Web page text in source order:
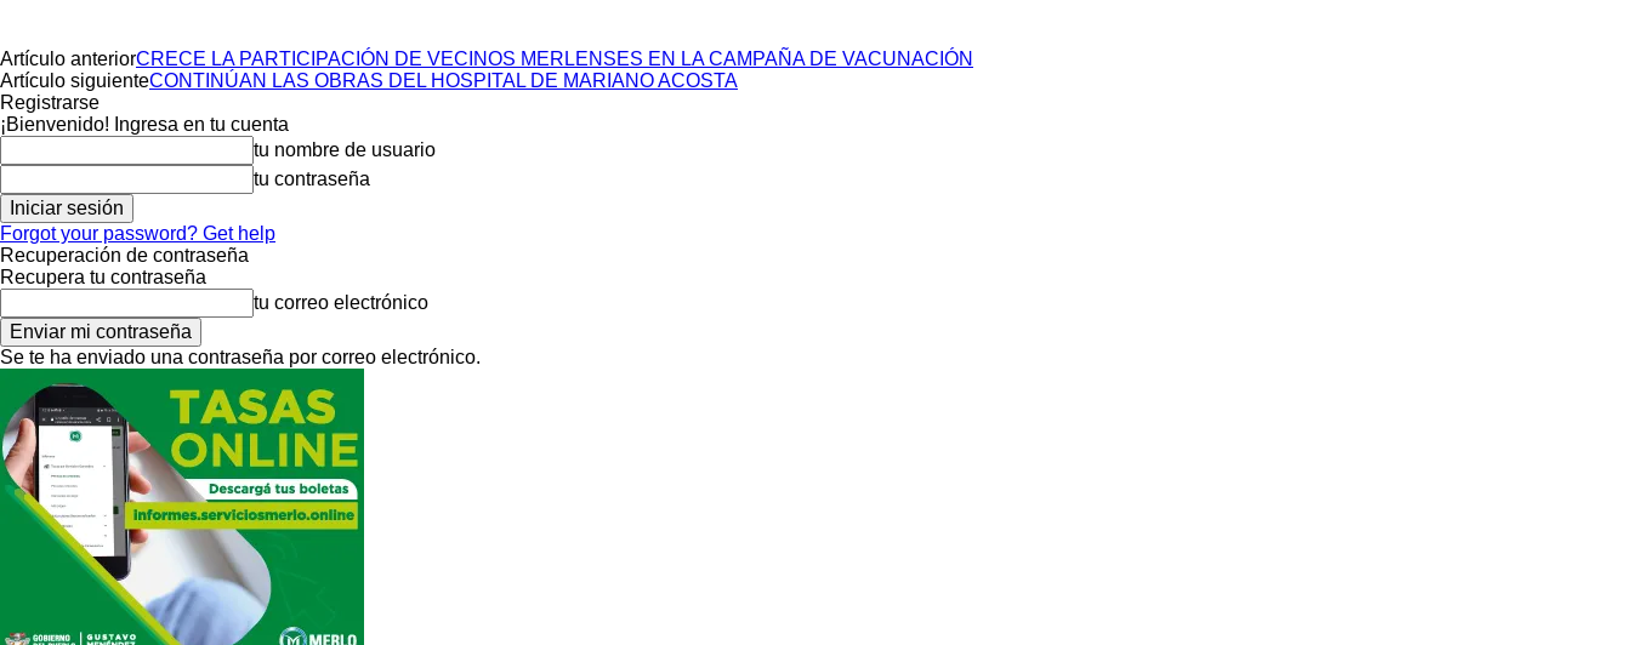
Artículo anteriorCRECE LA PARTICIPACIÓN DE VECINOS MERLENSES EN LA CAMPAÑA DE VACUNACIÓN
Artículo siguienteCONTINÚAN LAS OBRAS DEL HOSPITAL DE MARIANO ACOSTA
Registrarse
¡Bienvenido! Ingresa en tu cuenta
tu nombre de usuario
tu contraseña
Forgot your password? Get help
Recuperación de contraseña
Recupera tu contraseña
tu correo electrónico
Se te ha enviado una contraseña por correo electrónico.